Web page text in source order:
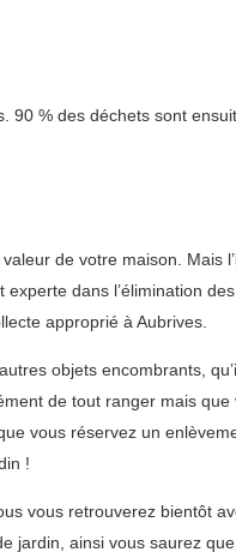
90 % des déchets sont
de votre maison. Mais
dans l’élimination
approprié à Aubrives.
objets encombrants,
de tout ranger mais
vous réservez un
!
vous retrouverez bientôt
jardin, ainsi vous saurez